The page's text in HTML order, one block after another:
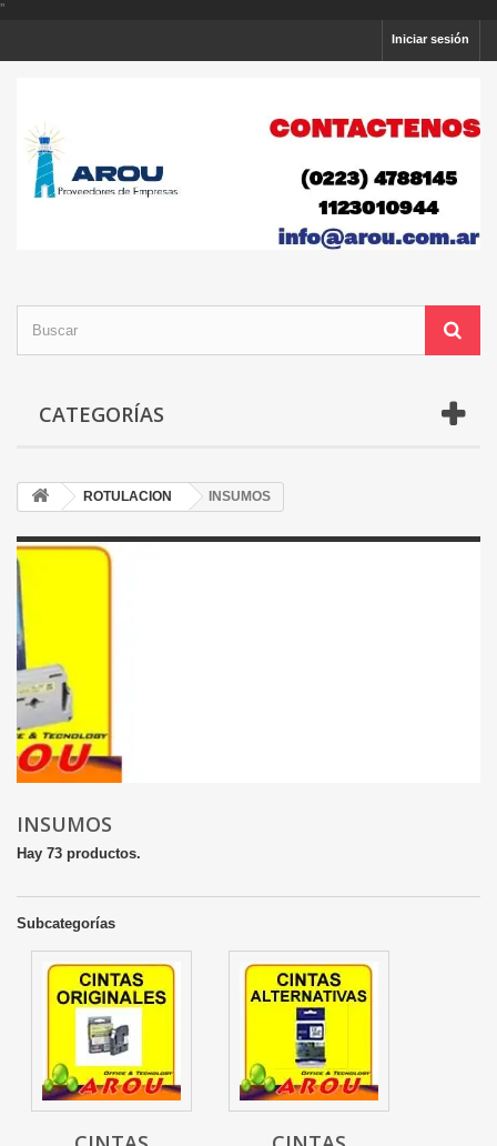
''
Iniciar sesión
CATEGORÍAS
ROTULACION INSUMOS
INSUMOS
Hay 73 productos.
Subcategorías